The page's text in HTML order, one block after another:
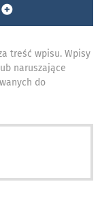
treść wpisu. Wpisy
naruszające
do